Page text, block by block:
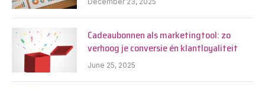
Cadeaubonnen als marketingtool: zo
verhoog je conversie én klantloyaliteit
June 25, 2025